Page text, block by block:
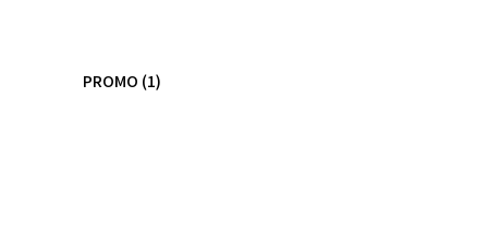
PROMO (1)